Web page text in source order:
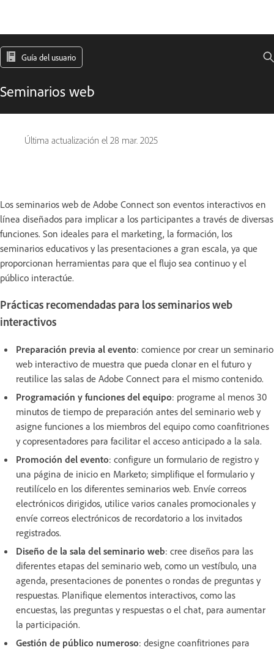
Guía del usuario
Seminarios web
Última actualización el 28 mar. 2025
Los seminarios web de Adobe Connect son eventos interactivos en
línea diseñados para implicar a los participantes a través de diversas
funciones. Son ideales para el marketing, la formación, los
seminarios educativos y las presentaciones a gran escala, ya que
proporcionan herramientas para que el flujo sea continuo y el
público interactúe.
Prácticas recomendadas para los seminarios web
interactivos
Preparación previa al evento: comience por crear un seminario
web interactivo de muestra que pueda clonar en el futuro y
reutilice las salas de Adobe Connect para el mismo contenido.
Programación y funciones del equipo: programe al menos 30
minutos de tiempo de preparación antes del seminario web y
asigne funciones a los miembros del equipo como coanfitriones
y copresentadores para facilitar el acceso anticipado a la sala.
Promoción del evento: configure un formulario de registro y
una página de inicio en Marketo; simplifique el formulario y
reutilícelo en los diferentes seminarios web. Envíe correos
electrónicos dirigidos, utilice varios canales promocionales y
envíe correos electrónicos de recordatorio a los invitados
registrados.
Diseño de la sala del seminario web: cree diseños para las
diferentes etapas del seminario web, como un vestíbulo, una
agenda, presentaciones de ponentes o rondas de preguntas y
respuestas. Planifique elementos interactivos, como las
encuestas, las preguntas y respuestas o el chat, para aumentar
la participación.
Gestión de público numeroso: designe coanfitriones para